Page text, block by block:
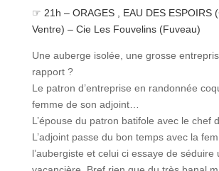
☞ 21h – ORAGES , EAU DES ESPOIRS
Ventre) – Cie Les Fouvelins (Fuveau)
Une auberge isolée, une grosse
rapport ?
Le patron d’entreprise en randonnée
femme de son adjoint…
L’épouse du patron batifole avec le chef
L’adjoint passe du bon temps avec la
l’aubergiste et celui ci essaye de séduire